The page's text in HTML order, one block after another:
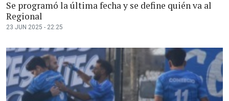
Se programó la última fecha y se define quién va al
Regional
23 JUN 2025 - 22:25